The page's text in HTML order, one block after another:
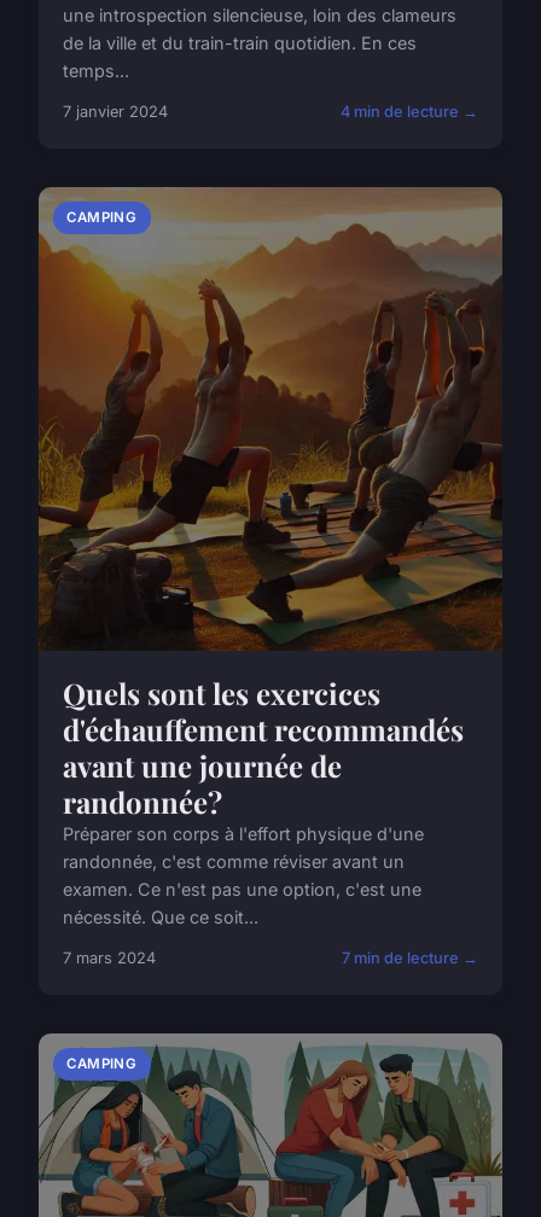
une introspection silencieuse, loin des clameurs
de la ville et du train-train quotidien. En ces
temps...
7 janvier 2024 4 min de lecture →
CAMPING
Quels sont les exercices
d'échauffement recommandés
avant une journée de
randonnée?
Préparer son corps à l'effort physique d'une
randonnée, c'est comme réviser avant un
examen. Ce n'est pas une option, c'est une
nécessité. Que ce soit...
7 mars 2024 7 min de lecture →
CAMPING